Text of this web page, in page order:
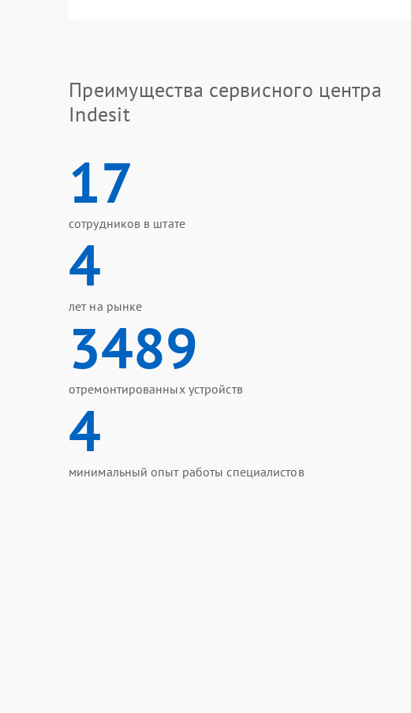
Преимущества сервисного центра
Indesit
17
сотрудников в штате
4
лет на рынке
3489
отремонтированных устройств
4
минимальный опыт работы специалистов